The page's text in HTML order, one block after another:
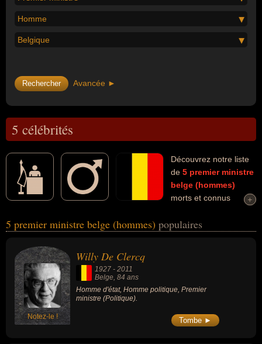
Homme
Belgique
Avancée ►
5 célébrités
Découvrez notre liste
de 5 premier ministre
belge (hommes)
morts et connus
Temmerman, Wilfried Martens, Leo Tindemans... Ces personnalités
domaines de la politique. Ces célébrités peuvent également avoir
été homme d'état ou homme politique.
+
+
5 premier ministre belge (hommes) populaires
Notez-le !
Willy De Clercq
1927 - 2011
Belge, 84 ans
Homme d'état, Homme politique, Premier
ministre (Politique).
Tombe ►